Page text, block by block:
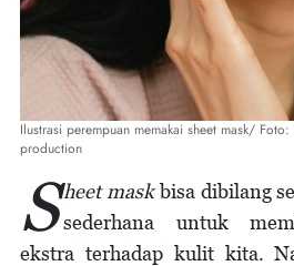
Ilustrasi perempuan memakai sheet mask/
production
Sheet maskbisa dibilang
sederhana untuk
ekstra terhadap kulit kita.